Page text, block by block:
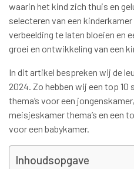
waarin het kind zich thuis en
selecteren van een
verbeelding te laten bloeien en
groei en ontwikkeling van een
In dit artikel bespreken wij de
2024. Zo hebben wij een top
thema’s voor een
meisjeskamer thema’s en een
voor een babykamer.
Inhoudsopgave